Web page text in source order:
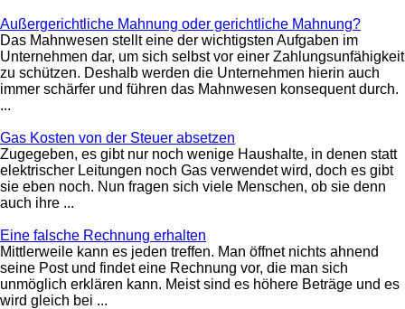
Außergerichtliche Mahnung oder gerichtliche Mahnung?
Das Mahnwesen stellt eine der wichtigsten Aufgaben im
Unternehmen dar, um sich selbst vor einer Zahlungsunfähigkeit
zu schützen. Deshalb werden die Unternehmen hierin auch
immer schärfer und führen das Mahnwesen konsequent durch.
...
Gas Kosten von der Steuer absetzen
Zugegeben, es gibt nur noch wenige Haushalte, in denen statt
elektrischer Leitungen noch Gas verwendet wird, doch es gibt
sie eben noch. Nun fragen sich viele Menschen, ob sie denn
auch ihre ...
Eine falsche Rechnung erhalten
Mittlerweile kann es jeden treffen. Man öffnet nichts ahnend
seine Post und findet eine Rechnung vor, die man sich
unmöglich erklären kann. Meist sind es höhere Beträge und es
wird gleich bei ...